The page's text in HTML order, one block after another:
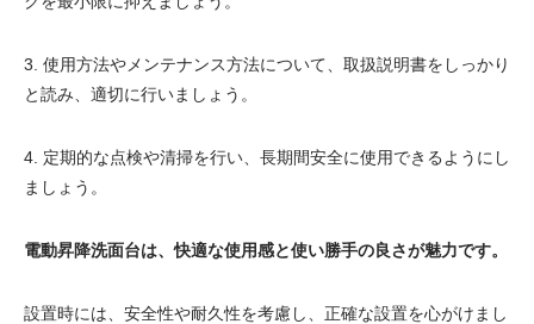
3. 使用方法やメンテナンス方法について、取扱説明書をしっかり
と読み、適切に行いましょう。
4. 定期的な点検や清掃を行い、長期間安全に使用できるようにし
ましょう。
電動昇降洗面台は、快適な使用感と使い勝手の良さが魅力です。
設置時には、安全性や耐久性を考慮し、正確な設置を心がけまし